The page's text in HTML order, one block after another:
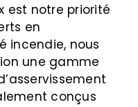
est notre priorité
en
incendie, nous
une gamme
conçus